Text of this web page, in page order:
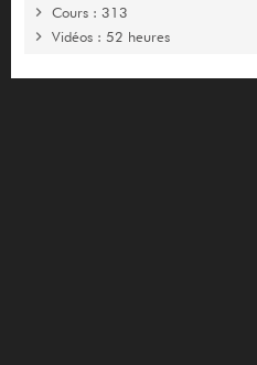
Cours : 313
Vidéos : 52 heures